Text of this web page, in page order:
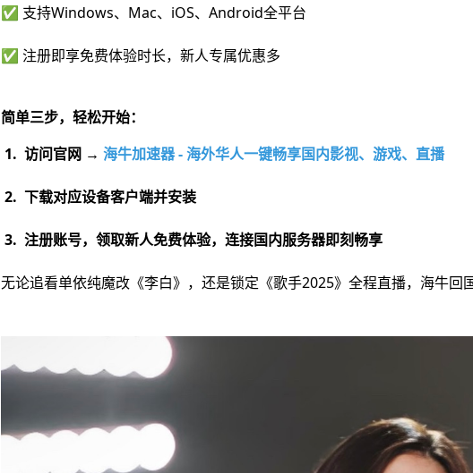
✅ 支持Windows、Mac、iOS、Android全平台
✅ 注册即享免费体验时长，新人专属优惠多
简单三步，轻松开始：
1. 访问官网 → 海牛加速器 - 海外华人一键畅享国内影视、游戏、直播
2. 下载对应设备客户端并安装
3. 注册账号，领取新人免费体验，连接国内服务器即刻畅享
无论追看单依纯魔改《李白》，还是锁定《歌手2025》全程直播，海牛回